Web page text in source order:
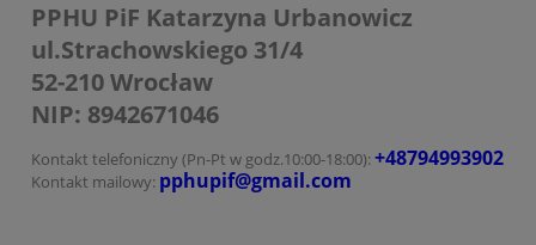
PPHU PiF Katarzyna Urbanowicz
ul.Strachowskiego 31/4
52-210 Wrocław
NIP: 8942671046
Kontakt telefoniczny (Pn-Pt w godz.10:00-18:00): +48794993902
Kontakt mailowy: pphupif@gmail.com